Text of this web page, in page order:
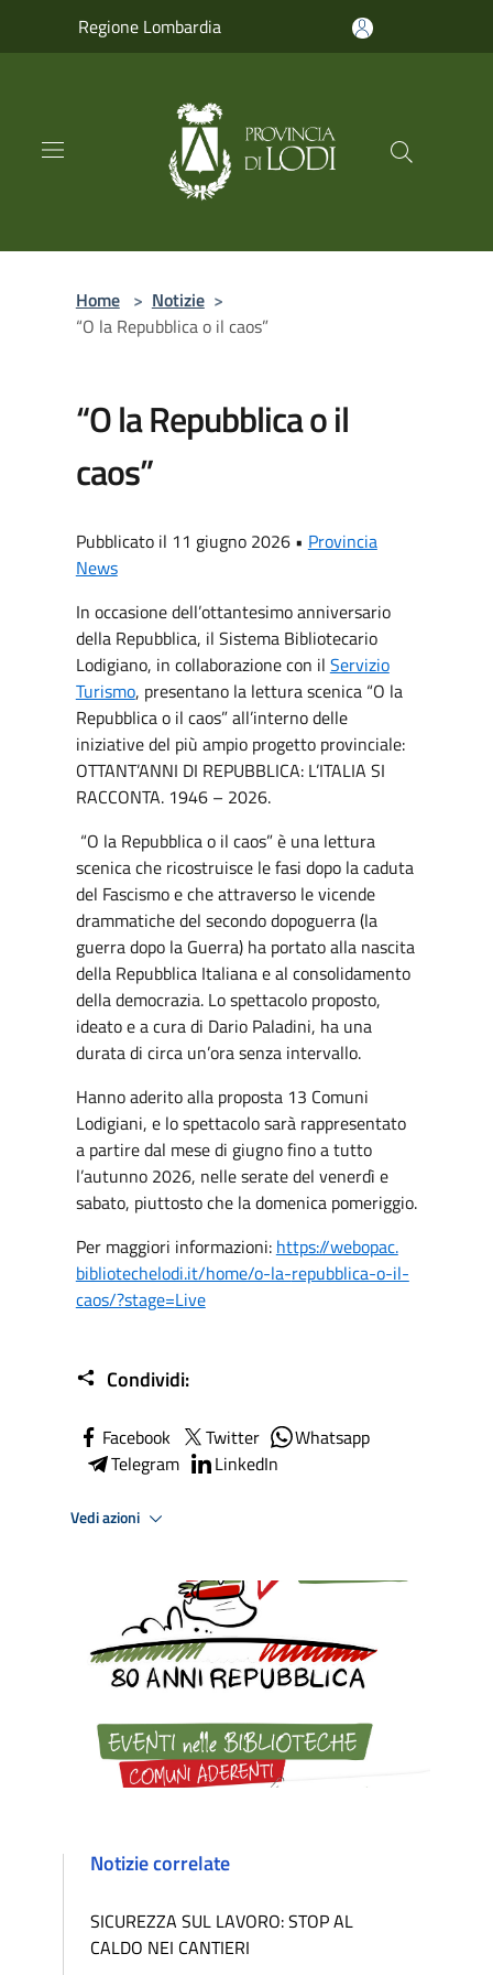
Regione Lombardia
Home > Notizie >
“O la Repubblica o il caos”
“O la Repubblica o il
caos”
Pubblicato il 11 giugno 2026 • Provincia
News
In occasione dell’ottantesimo anniversario
della Repubblica, il Sistema Bibliotecario
Lodigiano, in collaborazione con il Servizio
Turismo, presentano la lettura scenica “O la
Repubblica o il caos” all’interno delle
iniziative del più ampio progetto provinciale:
OTTANT’ANNI DI REPUBBLICA: L’ITALIA SI
RACCONTA. 1946 – 2026.
“O la Repubblica o il caos” è una lettura
scenica che ricostruisce le fasi dopo la caduta
del Fascismo e che attraverso le vicende
drammatiche del secondo dopoguerra (la
guerra dopo la Guerra) ha portato alla nascita
della Repubblica Italiana e al consolidamento
della democrazia. Lo spettacolo proposto,
ideato e a cura di Dario Paladini, ha una
durata di circa un’ora senza intervallo.
Hanno aderito alla proposta 13 Comuni
Lodigiani, e lo spettacolo sarà rappresentato
a partire dal mese di giugno fino a tutto
l’autunno 2026, nelle serate del venerdì e
sabato, piuttosto che la domenica pomeriggio.
Per maggiori informazioni: https://webopac.
bibliotechelodi.it/home/o-la-repubblica-o-il-
caos/?stage=Live
Condividi:
Facebook Twitter
Whatsapp
Telegram
LinkedIn
Vedi azioni
Notizie correlate
SICUREZZA SUL LAVORO: STOP AL
CALDO NEI CANTIERI